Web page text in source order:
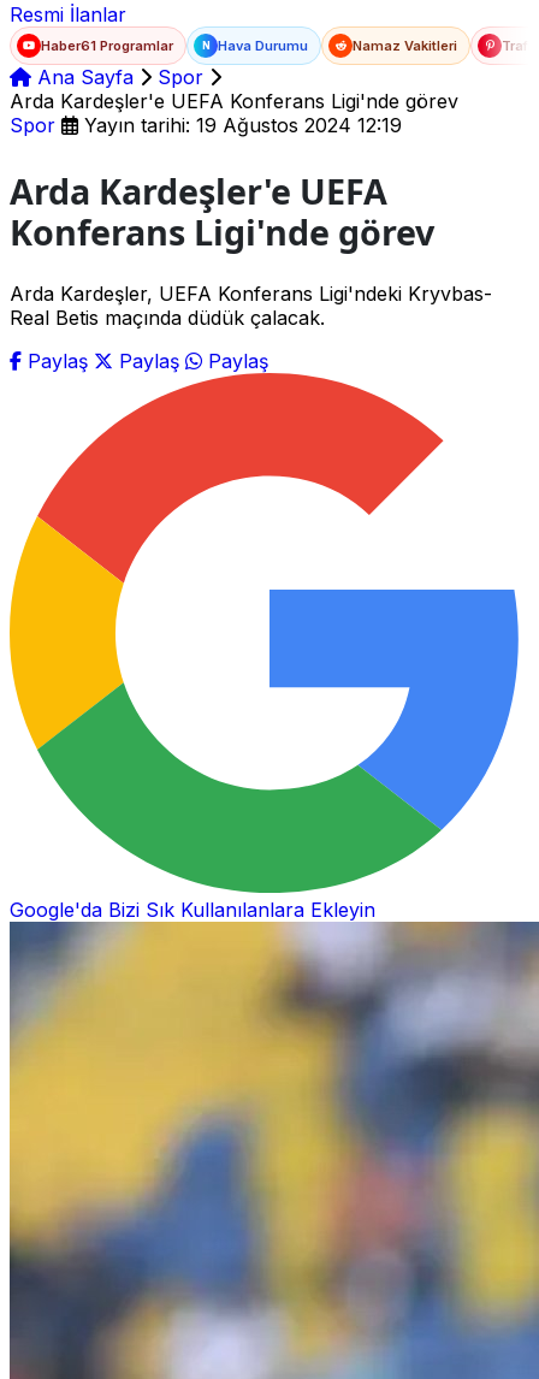
Resmi İlanlar
Haber61 Programlar N Hava Durumu Namaz Vakitleri
Ana Sayfa
Spor
Arda Kardeşler'e UEFA Konferans Ligi'nde görev
Spor
Yayın tarihi: 19 Ağustos 2024 12:19
Arda Kardeşler'e UEFA
Konferans Ligi'nde görev
Arda Kardeşler, UEFA Konferans Ligi'ndeki Kryvbas-
Real Betis maçında düdük çalacak.
Paylaş
Paylaş Paylaş
Google'da Bizi Sık Kullanılanlara Ekleyin